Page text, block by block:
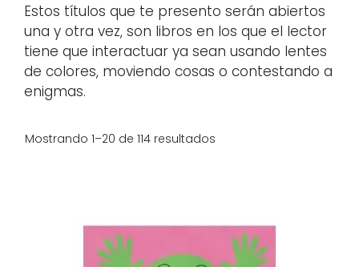
Estos títulos que te presento serán abiertos
una y otra vez, son libros en los que el lector
tiene que interactuar ya sean usando lentes
de colores, moviendo cosas o contestando a
enigmas.
Mostrando 1–20 de 114 resultados